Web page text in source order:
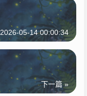
2026-05-14 00:00:34
下一篇 »